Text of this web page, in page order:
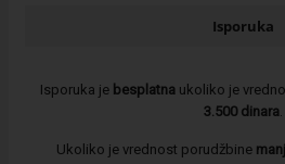
Isporuka
Isporuka je besplatna ukoliko je
3.500 dinara.
Ukoliko je vrednost porudžbine